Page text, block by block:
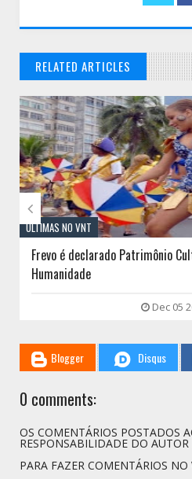
RELATED ARTICLES
// THATS WHAT
ÚLTIMAS NO VNT
Frevo é declarado Patrimônio
Humanidade
Dec 05

Blogger Disqus
0 comments:
OS COMENTÁRIOS POSTADOS
RESPONSABILIDADE DO
PARA FAZER COMENTÁRIOS NO